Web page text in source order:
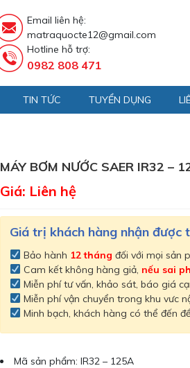
Email liên hệ:
matraquocte12@gmail.com
Hotline hỗ trợ:
0982 808 471
TIN TỨC TUYỂN DỤNG
MÁY BƠM NƯỚC SAER IR32 –
Giá: Liên hệ
Giá trị khách hàng nhận được
Bảo hành 12 tháng đối với mọi sản
Cam kết không hàng giả, nếu sai
Miễn phí tư vấn, khảo sát, báo giá
Miễn phí vận chuyển trong khu vưc
Minh bạch, khách hàng có thể đến
Mã sản phẩm: IR32 – 125A